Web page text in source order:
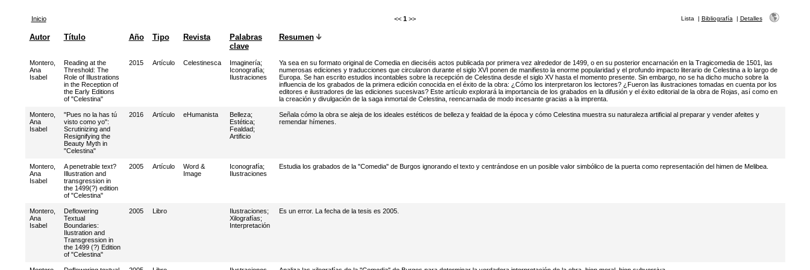
Inicio << 1 >> Lista | Bibliografía | Detalles
Autor Título Año Tipo Revista
Palabras
clave
Resumen
Montero,
Ana
Isabel
Reading at the
Threshold: The
Role of Illustrations
in the Reception of
the Early Editions
of "Celestina"
2015 Artículo Celestinesca Imaginería;
Iconografía;
Ilustraciones
Ya sea en su formato original de Comedia en dieciséis actos publicada por primera vez alrededor de 1499, o en su posterior encarnación en la Tragicomedia de 1501, las
numerosas ediciones y traducciones que circularon durante el siglo XVI ponen de manifiesto la enorme popularidad y el profundo impacto literario de Celestina a lo largo de
Europa. Se han escrito estudios incontables sobre la recepción de Celestina desde el siglo XV hasta el momento presente. Sin embargo, no se ha dicho mucho sobre la
influencia de los grabados de la primera edición conocida en el éxito de la obra: ¿Cómo los interpretaron los lectores? ¿Fueron las ilustraciones tomadas en cuenta por los
editores e ilustradores de las ediciones sucesivas? Este artículo explorará la importancia de los grabados en la difusión y el éxito editorial de la obra de Rojas, así como en
la creación y divulgación de la saga inmortal de Celestina, reencarnada de modo incesante gracias a la imprenta.
Montero,
Ana
Isabel
"Pues no la has tú
visto como yo":
Scrutinizing and
Resignifying the
Beauty Myth in
"Celestina"
2016 Artículo eHumanista Belleza;
Estética;
Fealdad;
Artificio
Señala cómo la obra se aleja de los ideales estéticos de belleza y fealdad de la época y cómo Celestina muestra su naturaleza artificial al preparar y vender afeites y
remendar hímenes.
Montero,
Ana
Isabel
A penetrable text?
Illustration and
transgression in
the 1499(?) edition
of "Celestina"
2005 Artículo
Word &
Image
Iconografía;
Ilustraciones
Estudia los grabados de la "Comedia" de Burgos ignorando el texto y centrándose en un posible valor simbólico de la puerta como representación del himen de Melibea.
Montero,
Ana
Isabel
Deflowering
Textual
Boundaries:
Ilustration and
Transgression in
the 1499 (?) Edition
of "Celestina"
2005 Libro Ilustraciones;
Xilografías;
Interpretación
Es un error. La fecha de la tesis es 2005.